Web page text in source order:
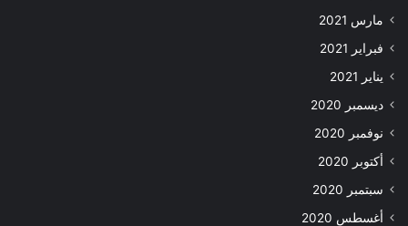
مارس 2021
فبراير 2021
يناير 2021
ديسمبر 2020
نوفمبر 2020
أكتوبر 2020
سبتمبر 2020
أغسطس 2020